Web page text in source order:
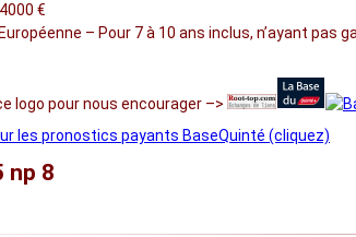
€
– Pour 7 à 10 ans inclus, n’ayant pas
logo pour nous encourager –>
les pronostics payants BaseQuinté (cliquez)
np 8